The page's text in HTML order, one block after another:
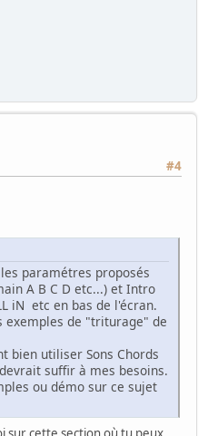
#4
paramétres proposés
A B C D etc...) et Intro
iN etc en bas de l'écran.
exemples de "triturage" de
bien utiliser Sons Chords
suffir à mes besoins.
ou démo sur ce sujet